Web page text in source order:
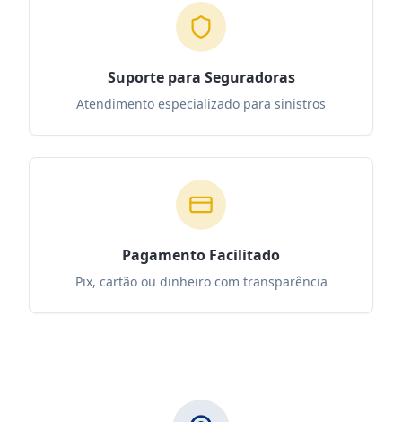
Suporte para Seguradoras
Atendimento especializado para sinistros
Pagamento Facilitado
Pix, cartão ou dinheiro com transparência